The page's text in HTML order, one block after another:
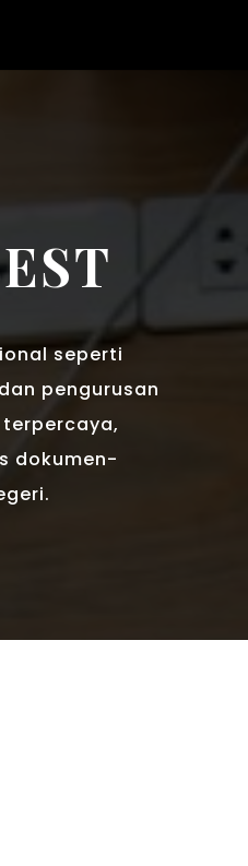
seperti
pengurusan
dokumen-